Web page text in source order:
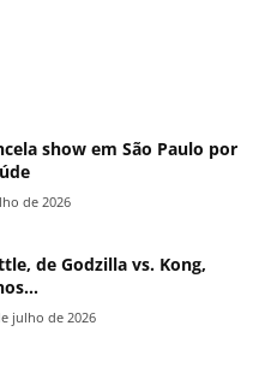
show em São Paulo por
de 2026
de Godzilla vs. Kong,
julho de 2026